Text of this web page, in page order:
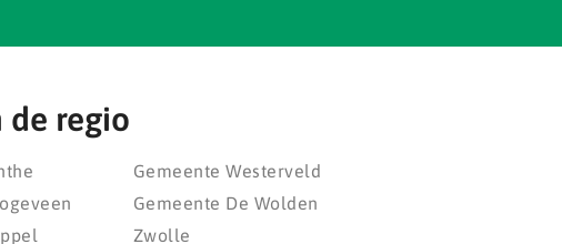
regio
Gemeente Westerveld
Gemeente De Wolden
Zwolle